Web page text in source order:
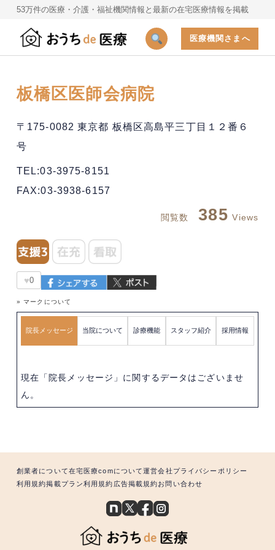
53万件の医療・介護・福祉機関情報と最新の在宅医療情報を掲載
医療機関さまへ
板橋区医師会病院
〒175-0082 東京都 板橋区高島平三丁目１２番６
号
TEL:03-3975-8151
FAX:03-3938-6157
閲覧数 385 Views
♥0
» マークについて
院長メッセージ 当院について 診療機能 スタッフ紹介 採用情報
現在「院長メッセージ」に関するデータはございませ
ん。
創業者について在宅医療comについて運営会社 プライバシーポリシー
利用規約掲載プラン利用規約 広告掲載規約お問い合わせ